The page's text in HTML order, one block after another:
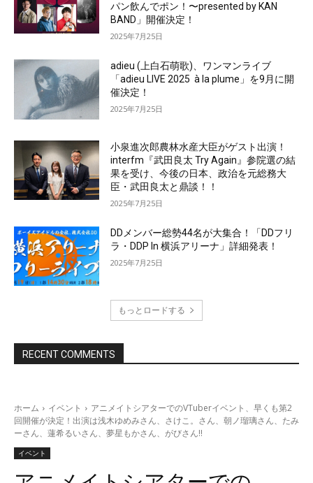
パン飲んでポン！〜presented by KAN
BAND」開催決定！
2025年7月25日
adieu (上白石萌歌)、ワンマンライブ
「adieu LIVE 2025 à la plume」を9月に開
催決定！
2025年7月25日
小泉進次郎農林水産大臣がゲスト出演！
interfm『武田良太 Try Again』参院選の結
果を受け、今後の日本、政治を元総務大
臣・武田良太と鼎談！！
2025年7月25日
DDメンバー総勢44名が大集合！「DDフリ
ラ・DDP In 横浜アリーナ」詳細発表！
2025年7月25日
もっとロードする
RECENT COMMENTS